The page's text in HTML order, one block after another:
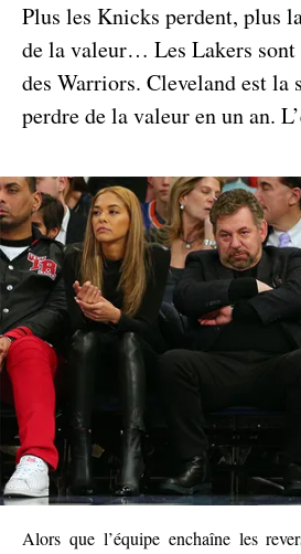
Plus les Knicks perdent, plus
de la valeur… Les Lakers sont
des Warriors. Cleveland est la
perdre de la valeur en un an.
Alors que l’équipe enchaîne les